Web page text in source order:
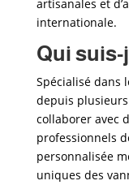
artisanales et
internationale.
Qui suis-
Spécialisé dans
depuis plusieurs
collaborer avec
professionnels
personnalisée
uniques des